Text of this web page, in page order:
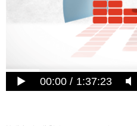
00:00 1:37:23